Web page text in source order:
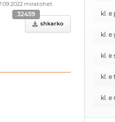
miratohet
shkarko
32459 kl. e
kl. e
kl. e
kl. e
kl. e